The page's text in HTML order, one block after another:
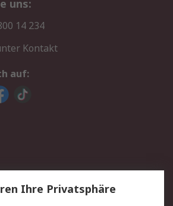
uns:
14 234
Kontakt
auf:
Lieferlösungen
Ihre Privatsphäre